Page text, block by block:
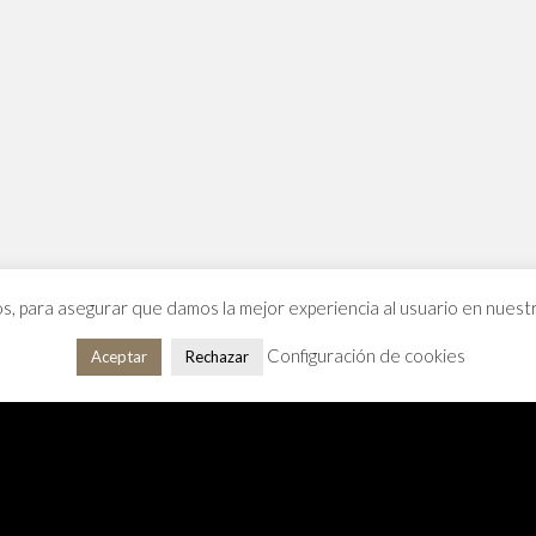
para asegurar que damos la mejor experiencia al usuario en
Aceptar Rechazar Configuración de cookies